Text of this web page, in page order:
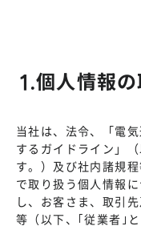
1.個人情報
当社は、法令、「電
するガイドライン」
す。）及び社内諸規
で取り扱う個人情報
し、お客さま、取引
等（以下、｢従業者｣